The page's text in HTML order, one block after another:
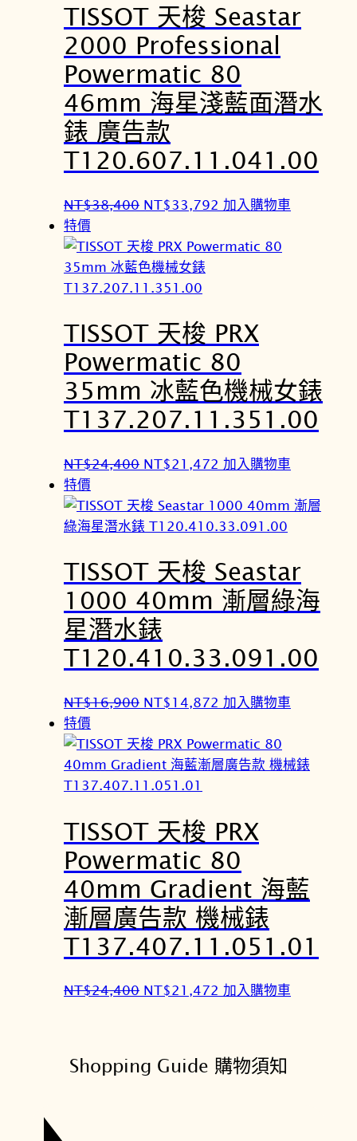
$
2
4
,
0
0
。
$
2
1
,
4
7
TISSOT 天梭 Seastar
2000 Professional
Powermatic 80
46mm 海星淺藍面潛水
錶 廣告款
T120.607.11.041.00
NT$38,400 原
價
格
：
T
$
3
,
4
0
NT$33,792 目
價
T
$
3
3
7
2
加入購物車
特價
TISSOT 天梭 PRX
Powermatic 80
35mm 冰藍色機械女錶
T137.207.11.351.00
NT$24,400 原
價
格
N
T
$
2
4
,
0
。
NT$21,472 目
價
格
N
T
$
1
,
7
。
加入購物車
特價
TISSOT 天梭 Seastar
1000 40mm 漸層綠海
星潛水錶
T120.410.33.091.00
NT$16,900 原
價
格
：
T
$
1
6
,
9
0
。
NT$14,872 目
價
格
T
$
1
4
,
8
7
。
加入購物車
特價
TISSOT 天梭 PRX
Powermatic 80
40mm Gradient 海藍
漸層廣告款 機械錶
T137.407.11.051.01
NT$24,400 原
：
NT$21,472 目
：
加入購物車
Shopping Guide 購物須知